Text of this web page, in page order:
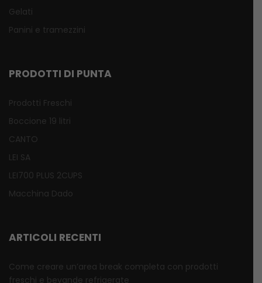
Gelati
Panini e tramezzini
PRODOTTI DI PUNTA
Prodotti Freschi
Boccione 19 litri
CANTO
LEI SA
LEI700 PLUS 2CUPS
Macchina Dado
ARTICOLI RECENTI
Come creare un’area break completa con prodotti
freschi e bevande refrigerate